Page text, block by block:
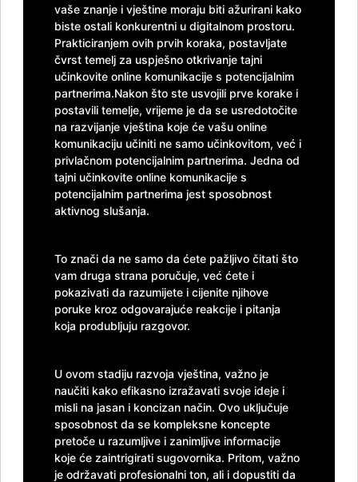
vaše znanje i vještine moraju biti ažurirani kako
biste ostali konkurentni u digitalnom prostoru.
Prakticiranjem ovih prvih koraka, postavljate
čvrst temelj za uspješno otkrivanje tajni
učinkovite online komunikacije s potencijalnim
partnerima.Nakon što ste usvojili prve korake i
postavili temelje, vrijeme je da se usredotočite
na razvijanje vještina koje će vašu online
komunikaciju učiniti ne samo učinkovitom, već i
privlačnom potencijalnim partnerima. Jedna od
tajni učinkovite online komunikacije s
potencijalnim partnerima jest sposobnost
aktivnog slušanja.
To znači da ne samo da ćete pažljivo čitati što
vam druga strana poručuje, već ćete i
pokazivati da razumijete i cijenite njihove
poruke kroz odgovarajuće reakcije i pitanja
koja produbljuju razgovor.
U ovom stadiju razvoja vještina, važno je
naučiti kako efikasno izražavati svoje ideje i
misli na jasan i koncizan način. Ovo uključuje
sposobnost da se kompleksne koncepte
pretoče u razumljive i zanimljive informacije
koje će zaintrigirati sugovornika. Pritom, važno
je održavati profesionalni ton, ali i dopustiti da